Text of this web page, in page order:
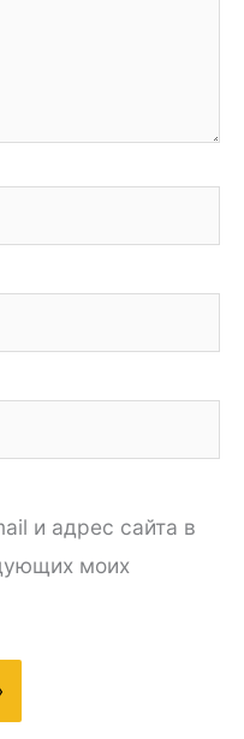
и адрес сайта в
моих